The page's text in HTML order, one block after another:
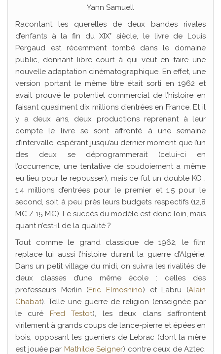
Yann Samuell
Racontant les querelles de deux bandes rivales
d’enfants à la fin du XIX° siècle, le livre de Louis
Pergaud est récemment tombé dans le domaine
public, donnant libre court à qui veut en faire une
nouvelle adaptation cinématographique. En effet, une
version portant le même titre était sorti en 1962 et
avait prouvé le potentiel commercial de l’histoire en
faisant quasiment dix millions d’entrées en France. Et il
y a deux ans, deux productions reprenant à leur
compte le livre se sont affronté à une semaine
d’intervalle, espérant jusqu’au dernier moment que l’un
des deux se déprogrammerait (celui-ci en
l’occurrence, une tentative de soudoiement a même
eu lieu pour le repousser), mais ce fut un double KO :
1,4 millions d’entrées pour le premier et 1,5 pour le
second, soit à peu près leurs budgets respectifs (12,8
M€ / 15 M€). Le succès du modèle est donc loin, mais
quant n’est-il de la qualité ?
Tout comme le grand classique de 1962, le film
replace lui aussi l’histoire durant la guerre d’Algérie.
Dans un petit village du midi, on suivra les rivalités de
deux classes d’une même école : celles des
professeurs Merlin (Eric Elmosnino) et Labru (Alain
Chabat). Telle une guerre de religion (enseignée par
le curé Fred Testot), les deux clans s’affrontent
virilement à grands coups de lance-pierre et épées en
bois, opposant les guerriers de Lebrac (dont la mère
est jouée par Mathilde Seigner) contre ceux de Aztec.